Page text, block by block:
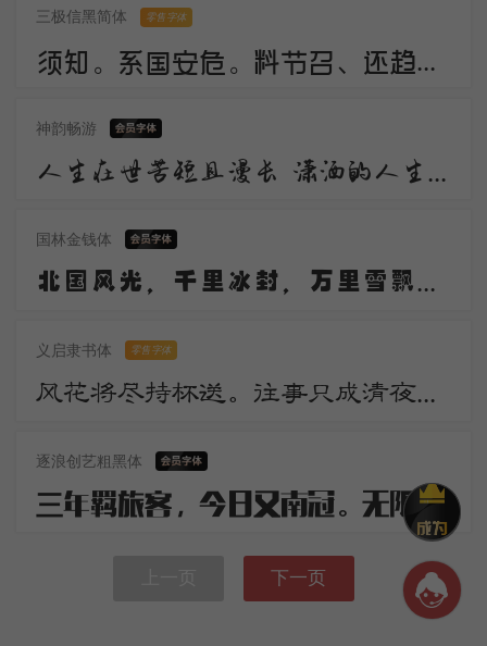
三极信黑简体 零售字体
须知。系国安危。料节召、还趋浴凤池。且代工施化，持钧播泽，置盂天下，此外何思。素卷书名，赤松游道，飙驭云軿仙可期。湖山美，有啼猿唳鹤，相望东归。
神韵畅游
人生在世苦短且漫长 潇洒的人生谁不倾情羡慕 潇洒 是一道醉人的风景 宛若美丽的音符自然流动 是人生内在气质的飘逸
国林金钱体
北国风光，千里冰封，万里雪飘。望长城内外，惟余莽莽；大河上下，顿失滔滔。山舞银蛇，原驰蜡象，欲与天公试比高。
义启隶书体 零售字体
风花将尽持杯送。往事只成清夜梦。莫更登楼。坐想行思已是愁。
逐浪创艺粗黑体
三年羁旅客，今日又南冠。无限河山泪，谁言天地宽。已知泉路近，欲别故乡难。毅魄归来日，灵旗空际看。
下一页